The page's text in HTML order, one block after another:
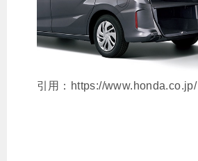
引用：https://www.honda.co.jp/